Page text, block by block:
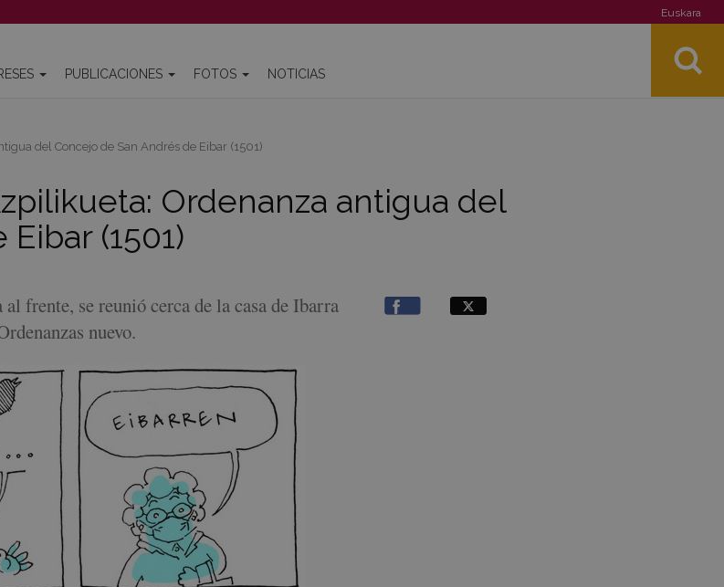
Euskara
PUBLICACIONES FOTOS NOTICIAS
del Concejo de San Andrés de Eibar (1501)
Ordenanza antigua del
(1501)
frente, se reunió cerca de la casa de Ibarra
nuevo.